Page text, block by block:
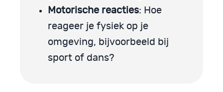
Motorische reacties: Hoe
reageer je fysiek op je
omgeving, bijvoorbeeld bij
sport of dans?